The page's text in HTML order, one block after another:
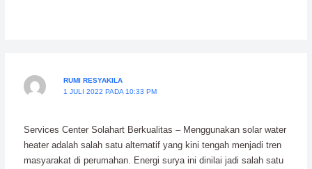
RUMI RESYAKILA
1 JULI 2022 PADA 10:33 PM
Services Center Solahart Berkualitas – Menggunakan solar water
heater adalah salah satu alternatif yang kini tengah menjadi tren
masyarakat di perumahan. Energi surya ini dinilai jadi salah satu